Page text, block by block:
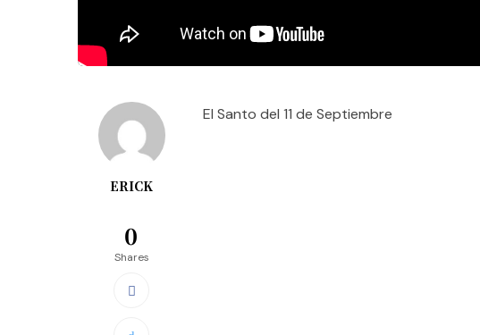
ERICK
0
Shares
El Santo del 11 de Septiembre